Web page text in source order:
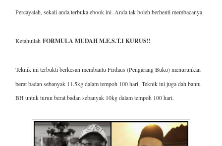
Percayalah, sekali anda terbuka ebook ini. Anda tak boleh berhenti membacanya.
Ketahuilah FORMULA MUDAH M.E.S.T.I KURUS!!
Teknik ini terbukti berkesan membantu Firdaus (Pengarang Buku) menurunkan
berat badan sebanyak 11.5kg dalam tempoh 100 hari. Teknik ini juga dah bantu
BH untuk turun berat badan sebanyak 10kg dalam tempoh 100 hari.